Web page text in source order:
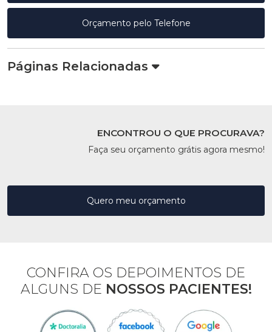
Orçamento pelo Telefone
Páginas Relacionadas
ENCONTROU O QUE PROCURAVA?
Faça seu orçamento grátis agora mesmo!
Quero meu orçamento
CONFIRA OS DEPOIMENTOS DE
ALGUNS DE NOSSOS PACIENTES!